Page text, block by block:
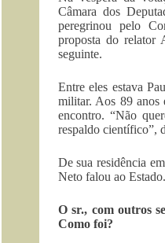
Câmara dos
peregrinou pelo
proposta do relator
seguinte.
Entre eles estava
militar. Aos 89 anos
encontro. “Não
respaldo científico”,
De sua residência
Neto falou ao Estado.
O sr., com outros
Como foi?